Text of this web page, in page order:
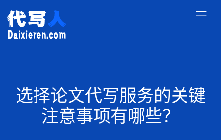
选择论文代写服务的关键
注意事项有哪些？